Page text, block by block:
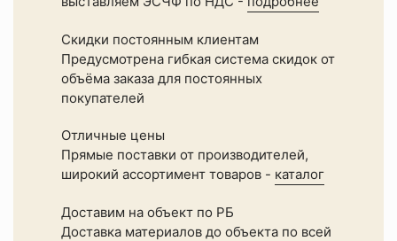
Скидки постоянным клиентам
Предусмотрена гибкая система скидок от
объёма заказа для постоянных
покупателей
Отличные цены
Прямые поставки от производителей,
широкий ассортимент товаров - каталог
Доставим на объект по РБ
Доставка материалов до объекта по всей